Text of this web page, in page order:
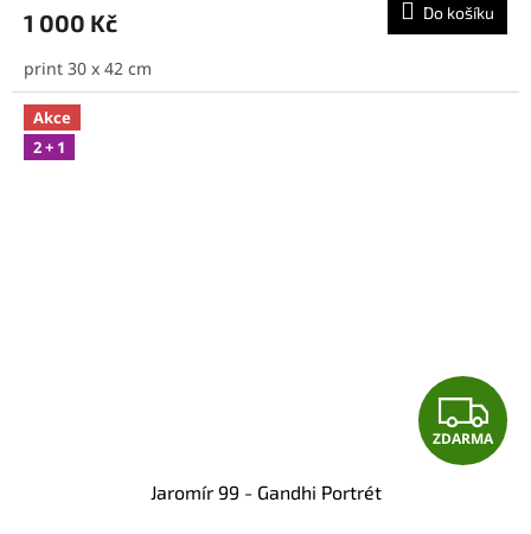
1 000 Kč Do košíku
print 30 x 42 cm
Akce
2 + 1
Z
D
ZDARMA
Jaromír 99 - Gandhi Portrét